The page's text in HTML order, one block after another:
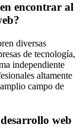
encontrar al
diversas
de tecnología,
independiente
altamente
campo de
web